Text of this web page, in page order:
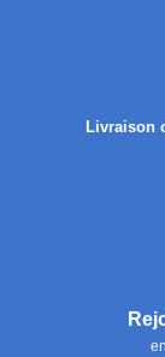
Livraison